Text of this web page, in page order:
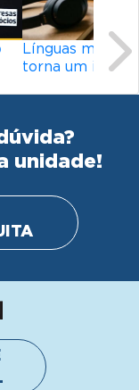
o que
unidade!